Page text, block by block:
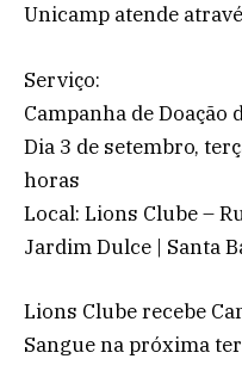
Unicamp atende
Serviço:
Campanha de Doação
Dia 3 de setembro,
horas
Local: Lions Clube –
Jardim Dulce | Santa
Lions Clube recebe
Sangue na próxima